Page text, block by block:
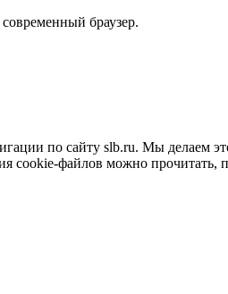
браузер.
по сайту slb.ru. Мы делаем
cookie-файлов можно прочитать,